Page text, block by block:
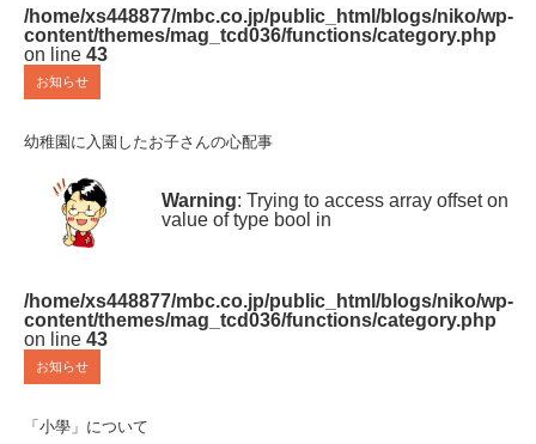
/home/xs448877/mbc.co.jp/public_html/blogs/niko/wp-
content/themes/mag_tcd036/functions/category.php
on line 43
お知らせ
幼稚園に入園したお子さんの心配事
Warning: Trying to access array offset on
value of type bool in
/home/xs448877/mbc.co.jp/public_html/blogs/niko/wp-
content/themes/mag_tcd036/functions/category.php
on line 43
お知らせ
「小學」について